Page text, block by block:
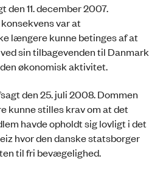
den 11. december 2007.
var at
længere kunne betinges af at
sin tilbagevenden til Danmark
økonomisk aktivitet.
den 25. juli 2008. Dommen
kunne stilles krav om at det
havde opholdt sig lovligt i det
hvor den danske statsborger
til fri bevægelighed.